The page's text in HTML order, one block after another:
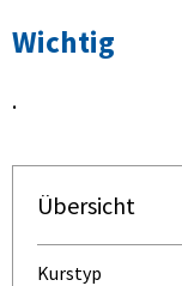
Wichtig
.
Übersicht
Kurstyp